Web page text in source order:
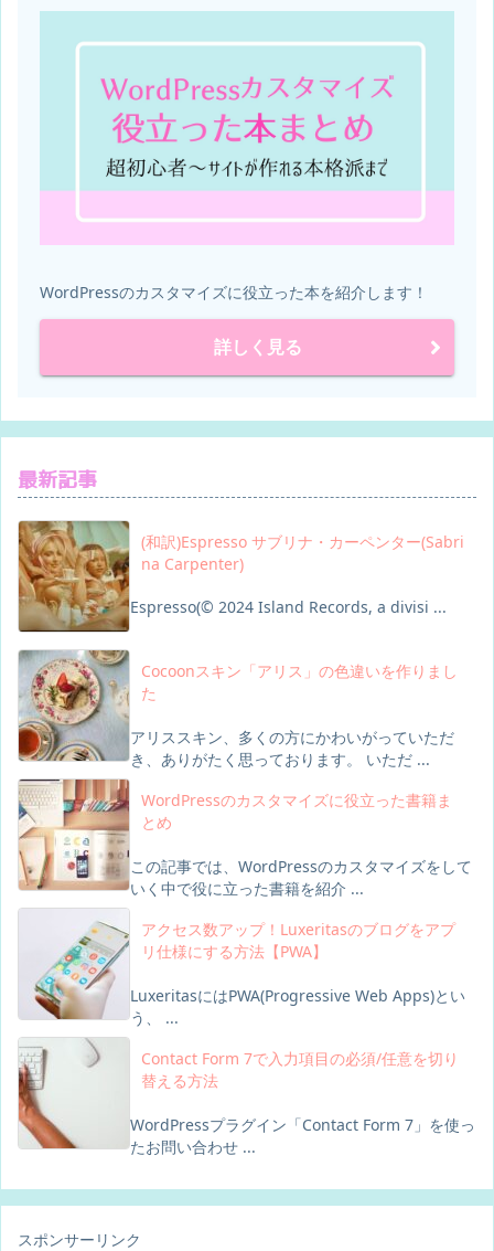
WordPressのカスタマイズに役立った本を紹介します！
詳しく見る
最新記事
(和訳)Espresso サブリナ・カーペンター(Sabri
na Carpenter)
Espresso(© 2024 Island Records, a divisi ...
Cocoonスキン「アリス」の色違いを作りまし
た
アリススキン、多くの方にかわいがっていただ
き、ありがたく思っております。 いただ ...
WordPressのカスタマイズに役立った書籍ま
とめ
この記事では、WordPressのカスタマイズをして
いく中で役に立った書籍を紹介 ...
アクセス数アップ！Luxeritasのブログをアプ
リ仕様にする方法【PWA】
LuxeritasにはPWA(Progressive Web Apps)とい
う、 ...
Contact Form 7で入力項目の必須/任意を切り
替える方法
WordPressプラグイン「Contact Form 7」を使っ
たお問い合わせ ...
スポンサーリンク